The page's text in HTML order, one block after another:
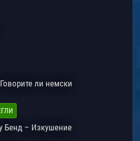
ли немски
Бенд – Изкушение